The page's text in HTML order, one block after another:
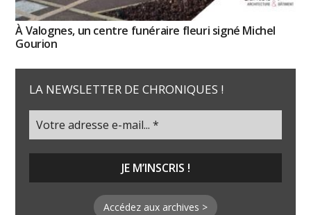
À Valognes, un centre funéraire fleuri signé Michel
Gourion
LA NEWSLETTER DE CHRONIQUES !
Accédez aux archives >